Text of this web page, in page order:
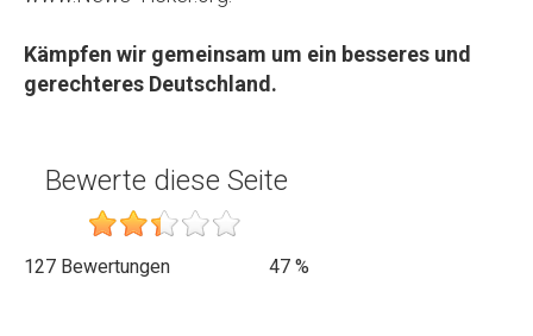
Kämpfen wir gemeinsam um ein besseres und
gerechteres Deutschland.
Bewerte diese Seite
127 Bewertungen 47 %